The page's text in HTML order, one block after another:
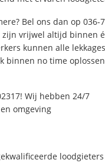
Bel ons dan op 036-
zijn vrijwel altijd binnen
kunnen alle
binnen no time
Wij hebben 24/7
omgeving